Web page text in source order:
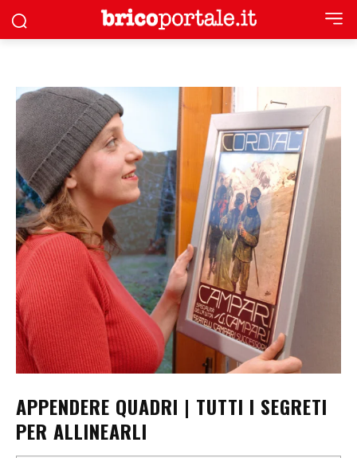
APPENDERE QUADRI | TUTTI I SEGRETI
PER ALLINEARLI